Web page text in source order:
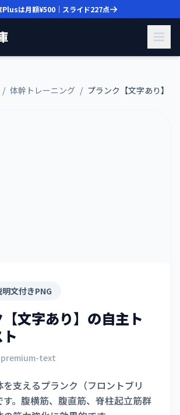
Plusは月額¥500 ｜スライド227点
/ 体幹トレーニング / プランク【文字あり】
明文付きPNG
文字あり】 の自主ト
text
支えるプランク（フロントブリ
す。腹横筋、腹直筋、脊柱起立筋群